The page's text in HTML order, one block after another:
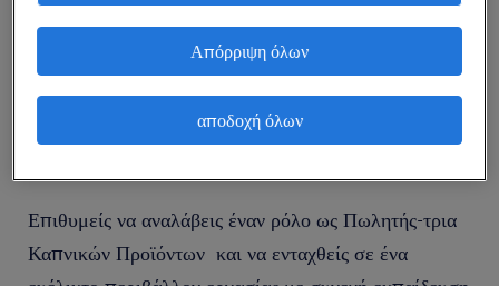
περιγραφή εργασίας
εμπορική αντίληψη και πάθος για την επίτευξη των
αποτελεσμάτων;
Επιθυμείς να αναλάβεις έναν ρόλο ως Πωλητής-τρια
Καπνικών Προϊόντων και να ενταχθείς σε ένα
Απόρριψη όλων
αποδοχή όλων